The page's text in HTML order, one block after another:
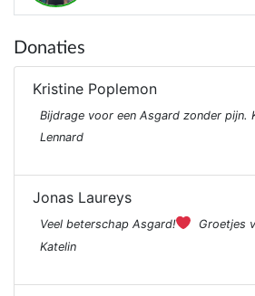
Donaties
Kristine Poplemon
Bijdrage voor een Asgard zonder pijn.
Lennard
Jonas Laureys
Veel beterschap Asgard!
Groetjes
Katelin